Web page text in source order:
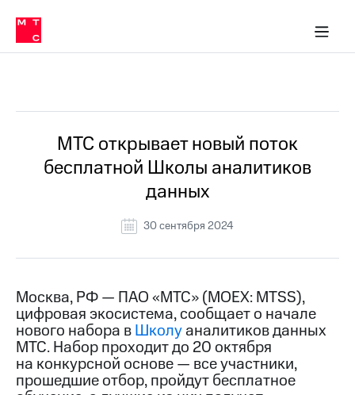
Медиа-центр
и акционерам
Устойчивое развитие
Комплаенс и деловая этика
компании
Карьера
История
компании
информация
Контакты
Медиа-центр
Пресс-
релизы
МТС
в МТС
Пресс-
релизы
о технологиях
МТС открывает новый поток
бесплатной Школы аналитиков
данных
30 сентября 2024
Москва, РФ — ПАО «МТС» (MOEX: MTSS),
цифровая экосистема, сообщает о начале
нового набора вШколуаналитиков данных
МТС. Набор проходит до 20 октября
на конкурсной основе — все участники,
прошедшие отбор, пройдут бесплатное